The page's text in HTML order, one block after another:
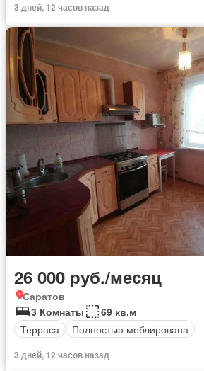
3 дней, 12 часов назад
26 000 руб./месяц
Саратов
3 Комнаты
69 кв.м
Терраса
Полностью меблирована
3 дней, 12 часов назад